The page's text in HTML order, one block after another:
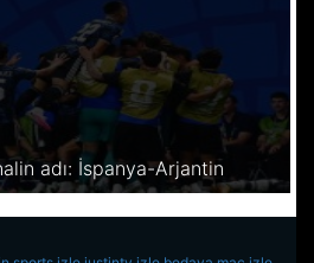
adı: İspanya-Arjantin